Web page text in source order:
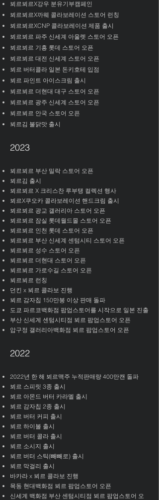
​뵈르뵈르X강우 분유기부캠페인
​뵈르뵈르X까웨 콜라보레이션 스토어 런칭
​뵈르뵈르XCNP 콜라보레이션 제품 출시
​뵈르뵈르 파주 신세계 아울렛 스토어 오픈
​뵈르뵈르 기흥 롯데 스토어 오픈
​뵈르뵈르 대전 신세계 스토어 오픈
​뵈르 버터콜라 일본 돈키호테 입점
​뵈르 파인트 아이스크림 출시
​뵈르뵈르 더현대 대구 스토어 오픈
뵈르뵈르 광주 신세계 스토어 오픈
뵈르뵈르 안국 스토어 오픈
뵈르김 불닭맛 출시
2023
뵈르뵈르 부산 밀락 스토어 오픈
​뵈르김 출시
​뵈르뵈르 X 크리스찬 루부탱 컬렉션 행사
​뵈르X쿠오카 콜라보레이션 핸드크림 출시
​뵈르뵈르 광교 갤러리아 스토어 오픈
​뵈르뵈르 잠실 롯데월드몰 스토어 오픈
​뵈르뵈르 인천 롯데 스토어 오픈
​뵈르뵈르 부산 신세계 센텀시티 스토어 오픈
​뵈르뵈르 성수 스토어 오픈
​뵈르뵈르 더현대 스토어 오픈
​뵈르뵈르 가로수길 스토어 오픈
뵈르뵈르 런칭
​던킨 x 뵈르 콜라보 진행
뵈르 감자칩 150만봉 이상 판매 돌파
도쿄 파르코백화점 팝업스토어를 시작으로 일본 진출
부산 신세계 센텀시티점 뵈르 팝업스토어 오픈
압구정 갤러리아백화점 뵈르 팝업스토어 오픈
2022
2022년 한 해 뵈르맥주 누적판매량 400만캔 돌파
뵈르 스피릿 3종 출시
뵈르 아몬드 버터 카라멜 출시
뵈르 감자칩 2종 출시
뵈르 버터 커피 출시
뵈르 하이볼 출시
뵈르 버터 콜라 출시
뵈르 소시지 출시
뵈르 버터 스틱(빼빼로) 출시
뵈르 막걸리 출시
바카라 x 뵈르 콜라보 진행
목동 현대백화점 뵈르 팝업스토어 오픈
신세계 백화점 부산 센텀시티점 뵈르 팝업스토어 오